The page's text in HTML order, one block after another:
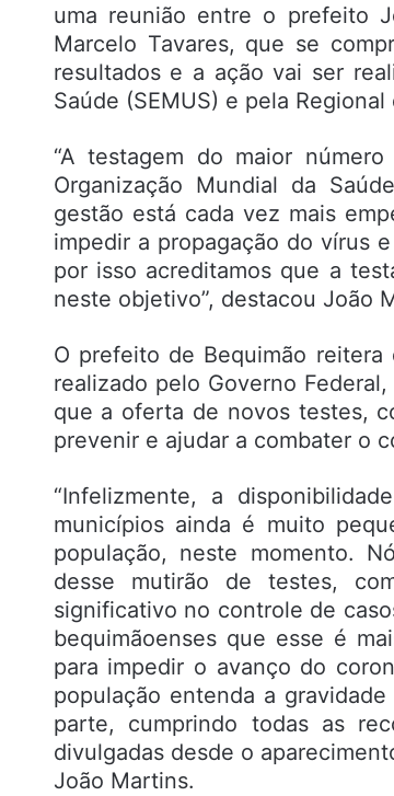
uma reunião entre o prefeito
Marcelo Tavares, que se
resultados e a ação vai ser
Saúde (SEMUS) e pela
“A testagem do maior
Organização Mundial da
gestão está cada vez mais
impedir a propagação do vírus
por isso acreditamos que a
neste objetivo”, destacou João
O prefeito de Bequimão
realizado pelo Governo
que a oferta de novos testes,
prevenir e ajudar a combater o
“Infelizmente, a
municípios ainda é muito
população, neste momento.
desse mutirão de testes,
significativo no controle de
bequimãoenses que esse é
para impedir o avanço do
população entenda a
parte, cumprindo todas as
divulgadas desde o
João Martins.